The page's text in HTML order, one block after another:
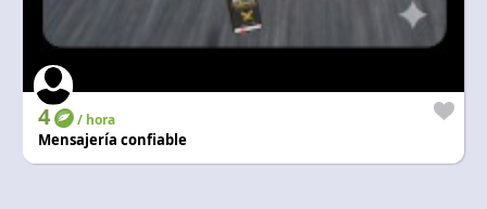
4 / hora
Mensajería confiable